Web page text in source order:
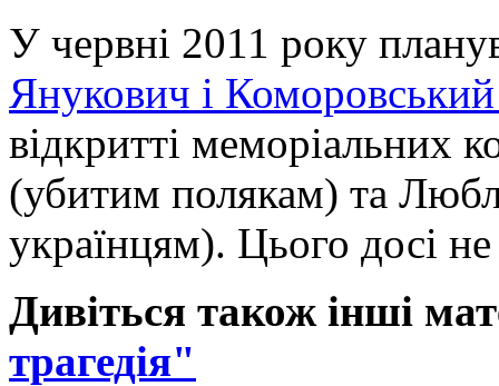
У червні 2011 року
Янукович і Коморовський
відкритті меморіальних
(убитим полякам) та
українцям). Цього досі не
Дивіться також інші
трагедія"